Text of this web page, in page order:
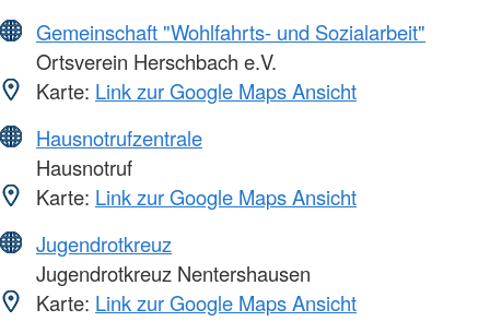
Gemeinschaft "Wohlfahrts- und Sozialarbeit"
Ortsverein Herschbach e.V.
Karte: Link zur Google Maps Ansicht
Hausnotrufzentrale
Hausnotruf
Karte: Link zur Google Maps Ansicht
Jugendrotkreuz
Jugendrotkreuz Nentershausen
Karte: Link zur Google Maps Ansicht